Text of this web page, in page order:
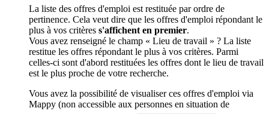
La liste des offres d'emploi est restituée par ordre de
pertinence. Cela veut dire que les offres d'emploi répondant le
plus à vos critères s'affichent en premier.
Vous avez renseigné le champ « Lieu de travail » ? La liste
restitue les offres répondant le plus à vos critères. Parmi
celles-ci sont d'abord restituées les offres dont le lieu de travail
est le plus proche de votre recherche.
Vous avez la possibilité de visualiser ces offres d'emploi via
Mappy (non accessible aux personnes en situation de